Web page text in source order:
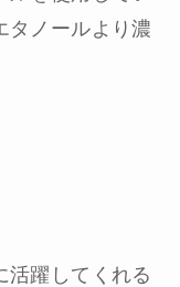
タノールより濃
活躍してくれる